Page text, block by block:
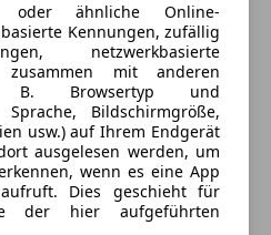
oder ähnliche Online-
Kennungen, zufällig
netzwerkbasierte
zusammen mit anderen
B. Browsertyp und
Sprache, Bildschirmgröße,
usw.) auf Ihrem Endgerät
ausgelesen werden, um
wenn es eine App
Dies geschieht für
der hier aufgeführten